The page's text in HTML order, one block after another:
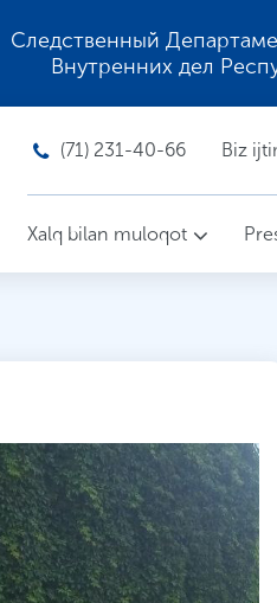
Следственный
Внутренних дел
(71) 231-40-66 Biz
Xalq bilan muloqot